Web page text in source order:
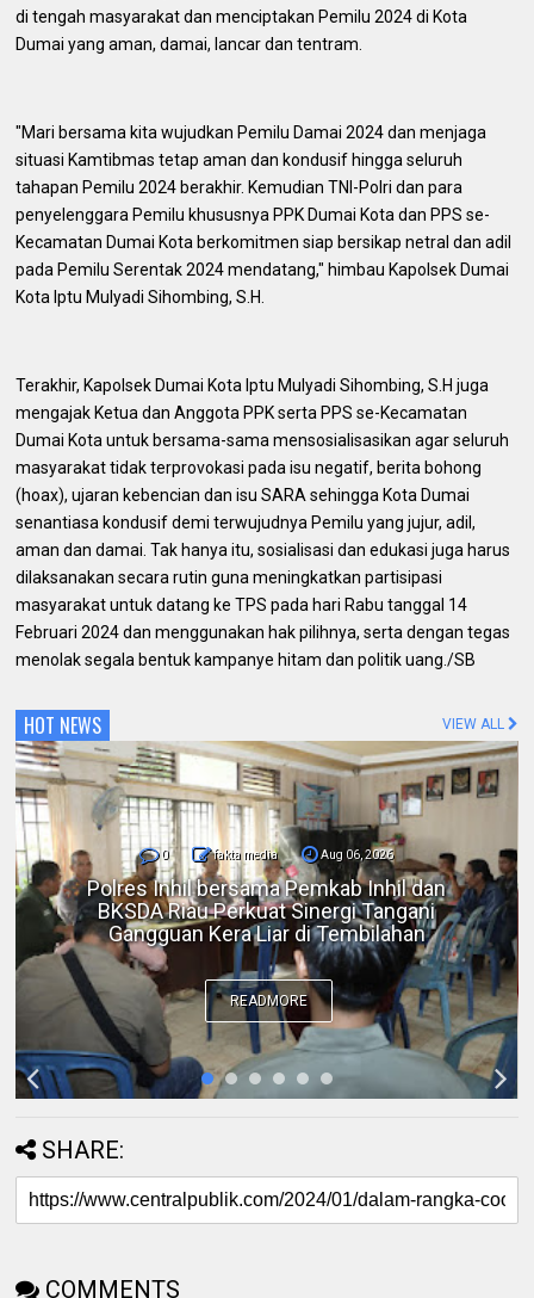
di tengah masyarakat dan menciptakan Pemilu 2024 di Kota
Dumai yang aman, damai, lancar dan tentram.
"Mari bersama kita wujudkan Pemilu Damai 2024 dan menjaga
situasi Kamtibmas tetap aman dan kondusif hingga seluruh
tahapan Pemilu 2024 berakhir. Kemudian TNI-Polri dan para
penyelenggara Pemilu khususnya PPK Dumai Kota dan PPS se-
Kecamatan Dumai Kota berkomitmen siap bersikap netral dan adil
pada Pemilu Serentak 2024 mendatang," himbau Kapolsek Dumai
Kota Iptu Mulyadi Sihombing, S.H.
Terakhir, Kapolsek Dumai Kota Iptu Mulyadi Sihombing, S.H juga
mengajak Ketua dan Anggota PPK serta PPS se-Kecamatan
Dumai Kota untuk bersama-sama mensosialisasikan agar seluruh
masyarakat tidak terprovokasi pada isu negatif, berita bohong
(hoax), ujaran kebencian dan isu SARA sehingga Kota Dumai
senantiasa kondusif demi terwujudnya Pemilu yang jujur, adil,
aman dan damai. Tak hanya itu, sosialisasi dan edukasi juga harus
dilaksanakan secara rutin guna meningkatkan partisipasi
masyarakat untuk datang ke TPS pada hari Rabu tanggal 14
Februari 2024 dan menggunakan hak pilihnya, serta dengan tegas
menolak segala bentuk kampanye hitam dan politik uang./SB
HOT NEWS VIEW ALL
0 fakta media Aug 06, 2026
DPC IKADIN Pekanbaru Kutuk Premanisme,
Desak Polda Riau Beri Perlindungan terhadap
Advokat
READMORE
SHARE:
COMMENTS